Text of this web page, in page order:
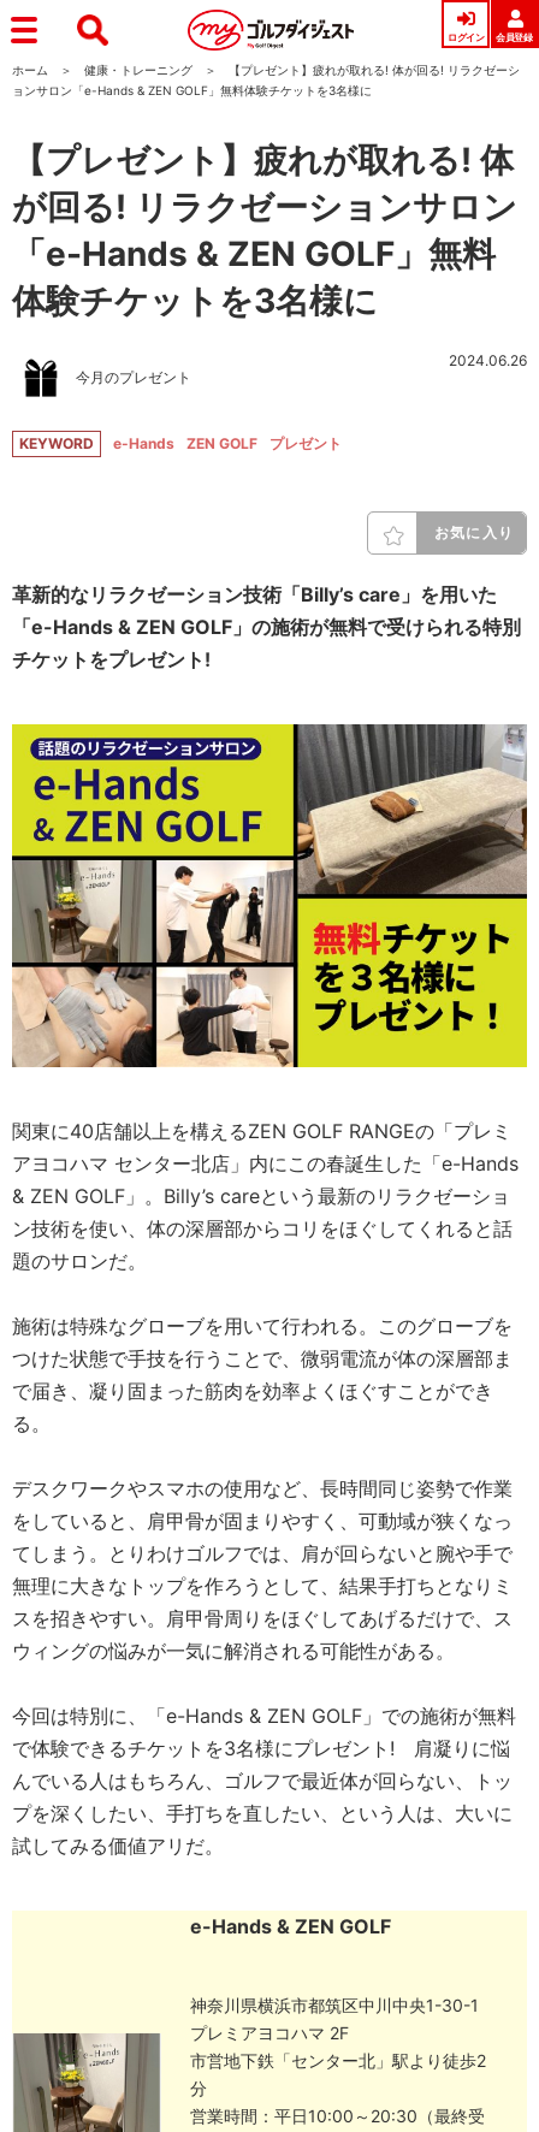
ログイン 会員登録
ホーム 健康・トレーニング
【プレゼント】疲れが取れる! 体が回る! リラクゼーシ
ョンサロン「e-Hands & ZEN GOLF」無料体験チケットを3名様に
【プレゼント】疲れが取れる! 体
が回る! リラクゼーションサロン
「e-Hands & ZEN GOLF」無料
体験チケットを3名様に
今月のプレゼント
2024.06.26
KEYWORD e-Hands ZEN GOLF プレゼント
お気に入り
革新的なリラクゼーション技術「Billy’s care」を用いた
「e-Hands & ZEN GOLF」の施術が無料で受けられる特別
チケットをプレゼント!
関東に40店舗以上を構えるZEN GOLF RANGEの「プレミ
アヨコハマ センター北店」内にこの春誕生した「e-Hands
& ZEN GOLF」。Billy’s careという最新のリラクゼーショ
ン技術を使い、体の深層部からコリをほぐしてくれると話
題のサロンだ。
施術は特殊なグローブを用いて行われる。このグローブを
つけた状態で手技を行うことで、微弱電流が体の深層部ま
で届き、凝り固まった筋肉を効率よくほぐすことができ
る。
デスクワークやスマホの使用など、長時間同じ姿勢で作業
をしていると、肩甲骨が固まりやすく、可動域が狭くなっ
てしまう。とりわけゴルフでは、肩が回らないと腕や手で
無理に大きなトップを作ろうとして、結果手打ちとなりミ
スを招きやすい。肩甲骨周りをほぐしてあげるだけで、ス
ウィングの悩みが一気に解消される可能性がある。
今回は特別に、「e-Hands & ZEN GOLF」での施術が無料
で体験できるチケットを3名様にプレゼント! 肩凝りに悩
んでいる人はもちろん、ゴルフで最近体が回らない、トッ
プを深くしたい、手打ちを直したい、という人は、大いに
試してみる価値アリだ。
e-Hands & ZEN GOLF
神奈川県横浜市都筑区中川中央1-30-1
プレミアヨコハマ 2F
市営地下鉄「センター北」駅より徒歩2
分
営業時間：平日10:00～20:30（最終受